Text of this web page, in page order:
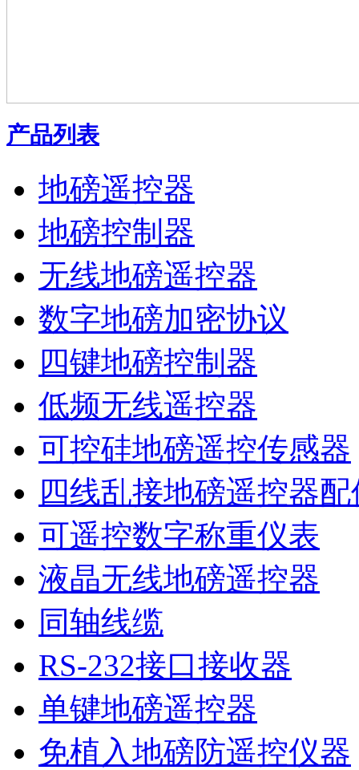
产品列表
地磅遥控器
地磅控制器
无线地磅遥控器
数字地磅加密协议
四键地磅控制器
低频无线遥控器
可控硅地磅遥控传感器
四线乱接地磅遥控器配
可遥控数字称重仪表
液晶无线地磅遥控器
同轴线缆
RS-232接口接收器
单键地磅遥控器
免植入地磅防遥控仪器